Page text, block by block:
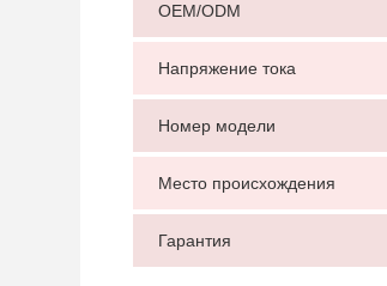
Мы
OEM/ODM
Напряжение тока
Номер модели
Место происхождения
Гарантия